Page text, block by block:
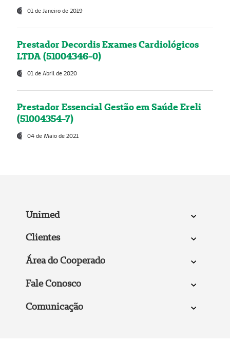
01 de Janeiro de 2019
Prestador Decordis Exames Cardiológicos
LTDA (51004346-0)
01 de Abril de 2020
Prestador Essencial Gestão em Saúde Ereli
(51004354-7)
04 de Maio de 2021
Unimed
Clientes
Área do Cooperado
Fale Conosco
Comunicação